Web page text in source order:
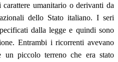
umanitario o derivanti da
dello Stato italiano. I seri
dalla legge e quindi sono
Entrambi i ricorrenti avevano
un piccolo terreno che era stato